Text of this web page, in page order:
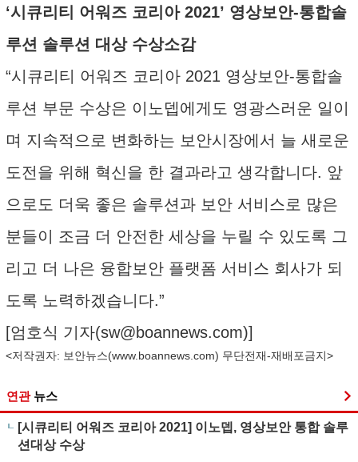
‘시큐리티 어워즈 코리아 2021’ 영상보안-통합솔
루션 솔루션 대상 수상소감
“시큐리티 어워즈 코리아 2021 영상보안-통합솔
루션 부문 수상은 이노뎁에게도 영광스러운 일이
며 지속적으로 변화하는 보안시장에서 늘 새로운
도전을 위해 혁신을 한 결과라고 생각합니다. 앞
으로도 더욱 좋은 솔루션과 보안 서비스로 많은
분들이 조금 더 안전한 세상을 누릴 수 있도록 그
리고 더 나은 융합보안 플랫폼 서비스 회사가 되
도록 노력하겠습니다.”
[엄호식 기자(sw@boannews.com)]
<저작권자: 보안뉴스(www.boannews.com) 무단전재-재배포금지>
연관 뉴스
[시큐리티 어워즈 코리아 2021] 이노뎁, 영상보안 통합 솔루
션대상 수상